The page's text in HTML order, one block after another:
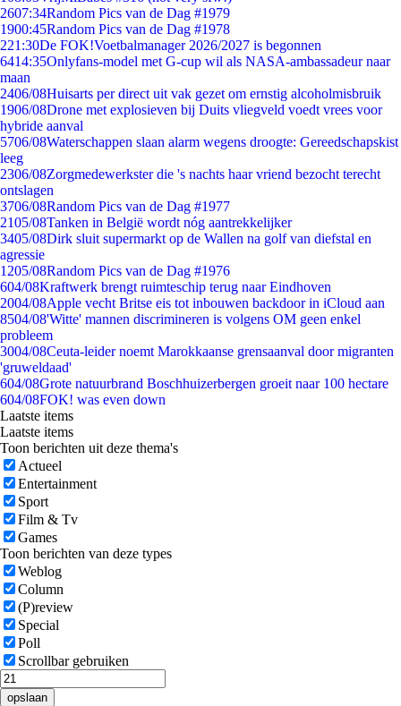
2607:34Random Pics van de Dag #1979
1900:45Random Pics van de Dag #1978
221:30De FOK!Voetbalmanager 2026/2027 is begonnen
6414:35Onlyfans-model met G-cup wil als NASA-ambassadeur naar
maan
2406/08Huisarts per direct uit vak gezet om ernstig alcoholmisbruik
1906/08Drone met explosieven bij Duits vliegveld voedt vrees voor
hybride aanval
5706/08Waterschappen slaan alarm wegens droogte: Gereedschapskist
leeg
2306/08Zorgmedewerkster die 's nachts haar vriend bezocht terecht
ontslagen
3706/08Random Pics van de Dag #1977
2105/08Tanken in België wordt nóg aantrekkelijker
3405/08Dirk sluit supermarkt op de Wallen na golf van diefstal en
agressie
1205/08Random Pics van de Dag #1976
604/08Kraftwerk brengt ruimteschip terug naar Eindhoven
2004/08Apple vecht Britse eis tot inbouwen backdoor in iCloud aan
8504/08'Witte' mannen discrimineren is volgens OM geen enkel
probleem
3004/08Ceuta-leider noemt Marokkaanse grensaanval door migranten
'gruweldaad'
604/08Grote natuurbrand Boschhuizerbergen groeit naar 100 hectare
604/08FOK! was even down
Laatste items
Laatste items
Toon berichten uit deze thema's
Actueel
Entertainment
Sport
Film & Tv
Games
Toon berichten van deze types
Weblog
Column
(P)review
Special
Poll
Scrollbar gebruiken
opslaan